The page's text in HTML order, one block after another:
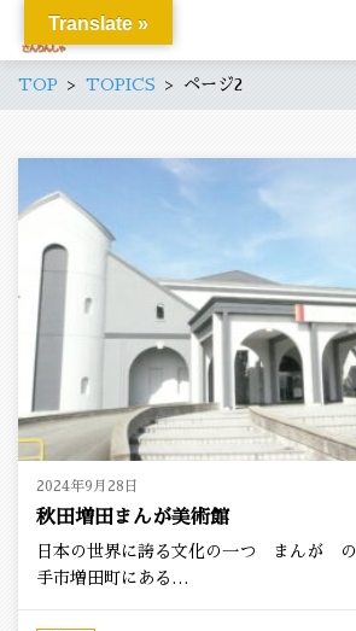
TOP TOPICS ページ2
2024年9月28日
秋田増田まんが美術館
日本の世界に誇る文化の一つ まんが
手市増田町にある…
Translate »